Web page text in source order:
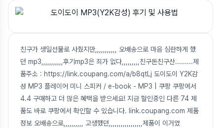
친구가 생일선물로 사줬지만,,,,,,,,,,, 오배송으로 마음 심란하게 했
던 mp3,,,,,,,,,,,후기mp3은 죄가 없다,,,,,,,,,친구돈친구산.........제
품주소 : https://link.coupang.com/a/b8qtLj 도이도이 Y2K감
성 MP3 플레이어 미니 스피커 / e-book - MP3 | 쿠팡 쿠팡에서
4.4 구매하고 더 많은 혜택을 받으세요! 지금 할인중인 다른 74 제
품도 바로 쿠팡에서 확인할 수 있습니다. link.coupang.com 제품
정보 오배송으로,,,,,,,,,, 고생했던,,,,,,,,,,,,,,,,,제품이 이거였